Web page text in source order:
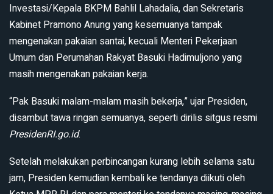
Investasi/Kepala BKPM Bahlil Lahadalia, dan Sekretaris
Kabinet Pramono Anung yang kesemuanya tampak
mengenakan pakaian santai, kecuali Menteri Pekerjaan
Umum dan Perumahan Rakyat Basuki Hadimuljono yang
masih mengenakan pakaian kerja.
“Pak Basuki malam-malam masih bekerja,” ujar Presiden,
disambut tawa ringan semuanya, seperti dirilis sitgus resmi
PresidenRI.go.id.
Setelah melakukan perbincangan kurang lebih selama satu
jam, Presiden kemudian kembali ke tendanya diikuti oleh